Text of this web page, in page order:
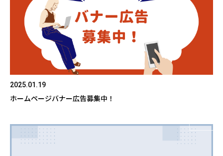
2025.01.19
ホームページバナー広告募集中！